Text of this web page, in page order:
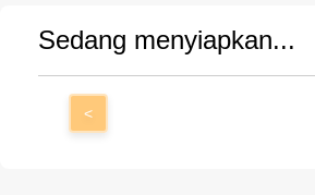
Sedang menyiapkan...
<